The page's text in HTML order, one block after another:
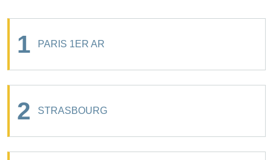
1 PARIS 1ER AR
2 STRASBOURG